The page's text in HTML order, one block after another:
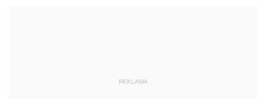
REKLAMA